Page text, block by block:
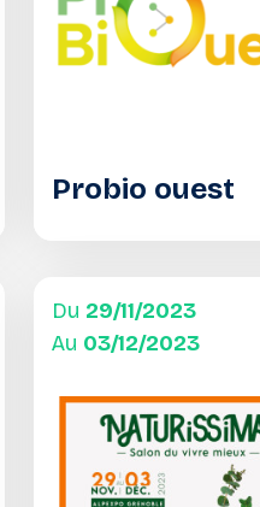
Probio ouest
Du 29/11/2023
Au 03/12/2023